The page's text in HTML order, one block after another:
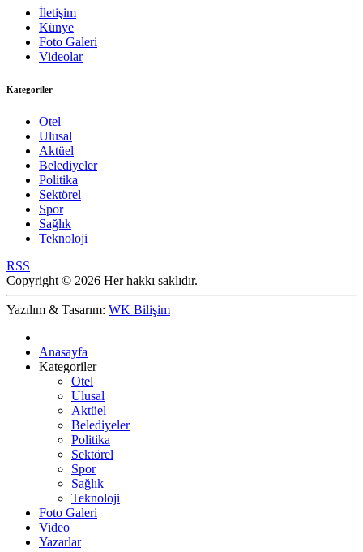
İletişim
Künye
Foto Galeri
Videolar
Kategoriler
Otel
Ulusal
Aktüel
Belediyeler
Politika
Sektörel
Spor
Sağlık
Teknoloji
RSS
Copyright © 2026 Her hakkı saklıdır.
Yazılım & Tasarım: WK Bilişim
Anasayfa
Kategoriler
Otel
Ulusal
Aktüel
Belediyeler
Politika
Sektörel
Spor
Sağlık
Teknoloji
Foto Galeri
Video
Yazarlar